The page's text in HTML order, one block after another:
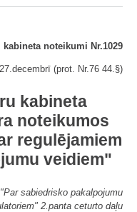
kabineta noteikumi Nr.1029
(prot. Nr.76 44.§)
kabineta
noteikumos
regulējamiem
veidiem"
sabiedrisko pakalpojumu
2.panta ceturto daļu